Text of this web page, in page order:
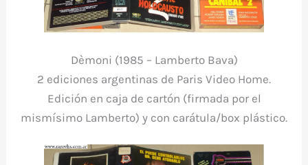
Dèmoni (1985 – Lamberto Bava)
2 ediciones argentinas de Paris Video Home.
Edición en caja de cartón (firmada por el
mismísimo Lamberto) y con carátula/box plástico.